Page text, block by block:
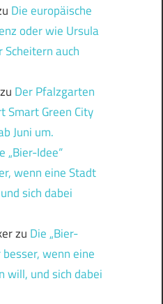
Die europäische
oder wie Ursula
auch
zu Der Pfalzgarten
Smart Green City
Juni um.
„Bier-Idee“
wenn eine Stadt
sich dabei
zu Die „Bier-
wenn eine
will, und sich dabei